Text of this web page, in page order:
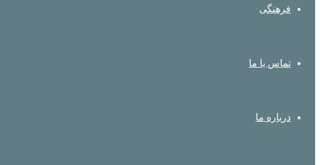
فرهنگی
تماس با ما
درباره ما